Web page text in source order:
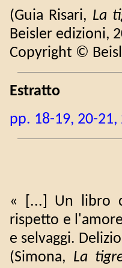
(Guia Risari, La
Beisler edizioni,
Copyright ©
Estratto
pp. 18-19, 20-21,
« [...] Un libro
rispetto e
e selvaggi.
(Simona, La